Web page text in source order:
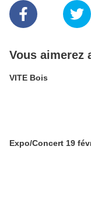
Vous aimerez
VITE Bois
Expo/Concert 19